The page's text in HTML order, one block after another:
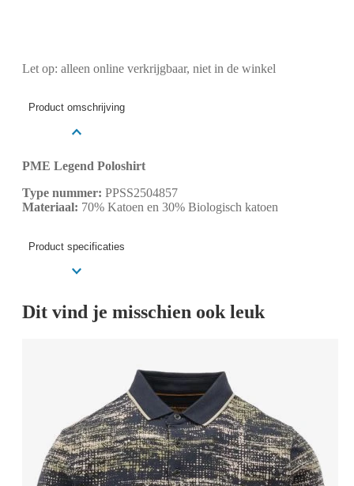
Let op: alleen online verkrijgbaar, niet in de winkel
Product omschrijving
PME Legend Poloshirt
Type nummer: PPSS2504857
Materiaal: 70% Katoen en 30% Biologisch katoen
Product specificaties
Dit vind je misschien ook leuk